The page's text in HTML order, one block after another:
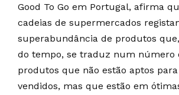
Good To Go em Portugal, afirma
cadeias de supermercados
superabundância de produtos
do tempo, se traduz num número
produtos que não estão aptos
vendidos, mas que estão em